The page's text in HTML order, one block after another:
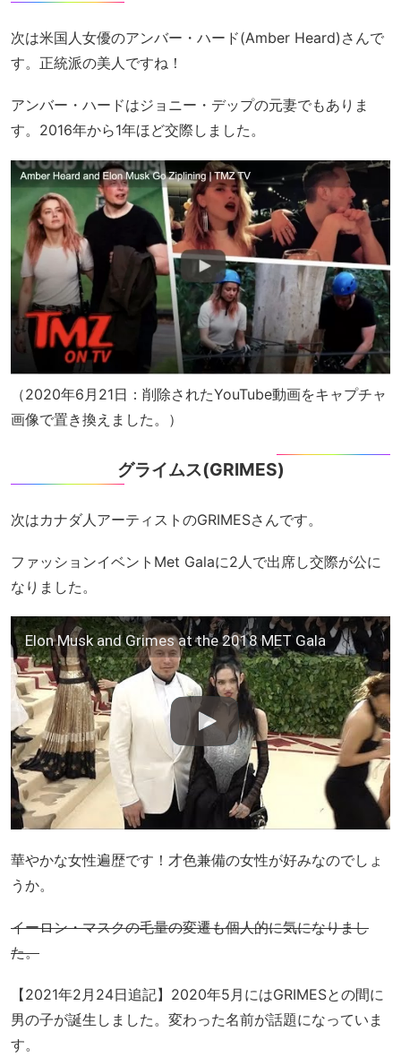
次は米国人女優のアンバー・ハード(Amber Heard)さんで
す。正統派の美人ですね！
アンバー・ハードはジョニー・デップの元妻でもありま
す。2016年から1年ほど交際しました。
（2020年6月21日：削除されたYouTube動画をキャプチャ
画像で置き換えました。）
グライムス(GRIMES)
次はカナダ人アーティストのGRIMESさんです。
ファッションイベントMet Galaに2人で出席し交際が公に
なりました。
Elon Musk and Grimes at the 2018 MET Gala
華やかな女性遍歴です！才色兼備の女性が好みなのでしょ
うか。
イーロン・マスクの毛量の変遷も個人的に気になりまし
た。
【2021年2月24日追記】2020年5月にはGRIMESとの間に
男の子が誕生しました。変わった名前が話題になっていま
す。